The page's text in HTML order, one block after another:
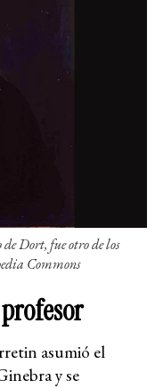
Dort, fue otro de los
Commons
asumió el
y se